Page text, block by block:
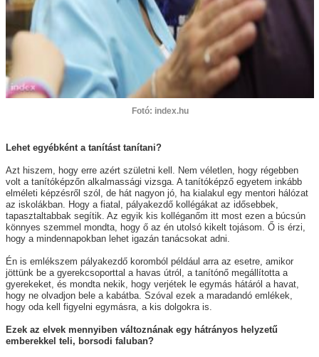
Fotó: index.hu
Lehet egyébként a tanítást tanítani?
Azt hiszem, hogy erre azért születni kell. Nem véletlen, hogy régebben
volt a tanítóképzőn alkalmassági vizsga. A tanítóképző egyetem inkább
elméleti képzésről szól, de hát nagyon jó, ha kialakul egy mentori hálózat
az iskolákban. Hogy a fiatal, pályakezdő kollégákat az idősebbek,
tapasztaltabbak segítik. Az egyik kis kolléganőm itt most ezen a búcsún
könnyes szemmel mondta, hogy ő az én utolsó kikelt tojásom. Ő is érzi,
hogy a mindennapokban lehet igazán tanácsokat adni.
Én is emlékszem pályakezdő koromból például arra az esetre, amikor
jöttünk be a gyerekcsoporttal a havas útról, a tanítónő megállította a
gyerekeket, és mondta nekik, hogy verjétek le egymás hátáról a havat,
hogy ne olvadjon bele a kabátba. Szóval ezek a maradandó emlékek,
hogy oda kell figyelni egymásra, a kis dolgokra is.
Ezek az elvek mennyiben változnának egy hátrányos helyzetű
emberekkel teli, borsodi faluban?